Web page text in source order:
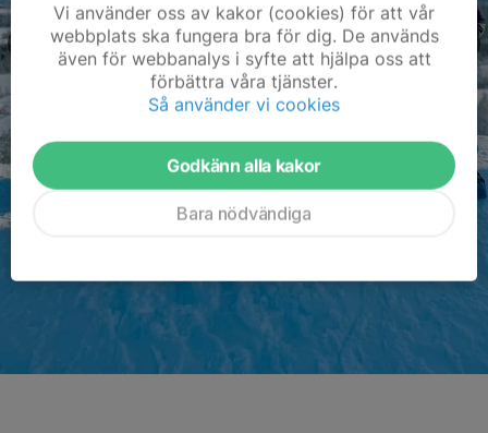
Vi använder oss av kakor (cookies) för att vår
webbplats ska fungera bra för dig. De används
även för webbanalys i syfte att hjälpa oss att
förbättra våra tjänster.
Så använder vi cookies
Godkänn alla kakor
Bara nödvändiga